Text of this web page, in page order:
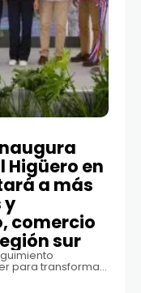
Higüero en
a más
y
comercio
sur
para transformar
y